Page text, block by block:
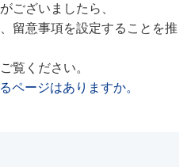
ございましたら、
留意事項を設定することを推
覧ください。
ページはありますか。